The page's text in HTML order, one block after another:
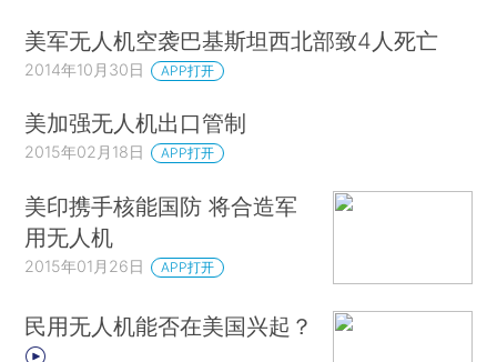
美军无人机空袭巴基斯坦西北部致4人死亡
2014年10月30日 APP打开
美加强无人机出口管制
2015年02月18日 APP打开
美印携手核能国防 将合造军
用无人机
2015年01月26日 APP打开
民用无人机能否在美国兴起？